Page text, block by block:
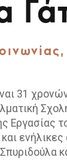
31
Εργασίας
και